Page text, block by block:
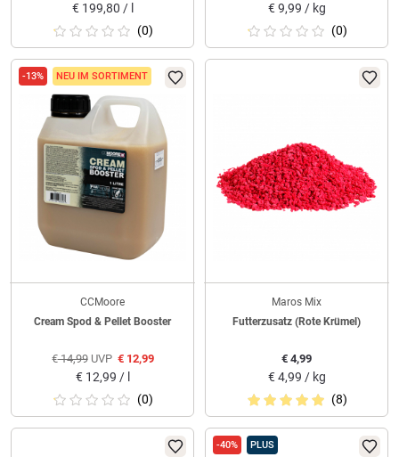
€ 199,80 / l
(0)
€ 9,99 / kg
(0)
-13% NEU IM SORTIMENT
CCMoore
Cream Spod & Pellet Booster
€14,99UVP €12,99
€ 12,99 / l
(0)
Maros Mix
Futterzusatz (Rote Krümel)
€ 4,99
€ 4,99 / kg
(8)
-40% PLUS